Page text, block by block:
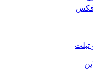
فکس
تبلت